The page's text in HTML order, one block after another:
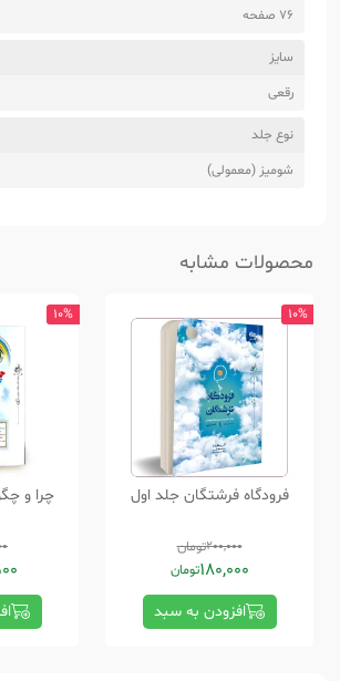
76 صفحه
سایز
رقعی
نوع جلد
شومیز (معمولی)
محصولات مشابه
10%
فرودگاه فرشتگان جلد اول
200,000تومان
180,000تومان
افزودن به سبد
10%
چرا و